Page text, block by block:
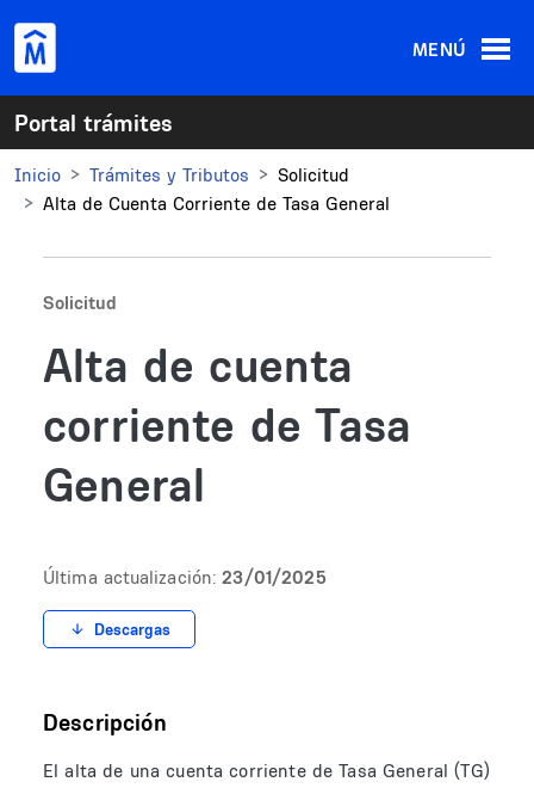
MENÚ
Portal trámites
Inicio Trámites y Tributos
Solicitud
Alta de Cuenta Corriente de Tasa General
Solicitud
Alta de cuenta
corriente de Tasa
General
Última actualización: 23/01/2025
Descargas
Descripción
El alta de una cuenta corriente de Tasa General (TG)